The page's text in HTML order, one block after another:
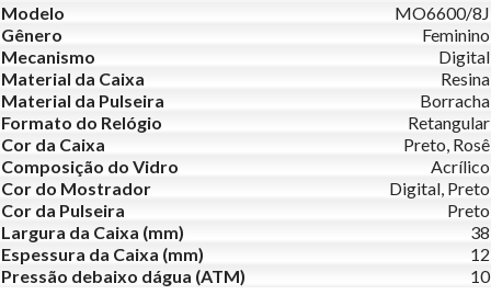
Modelo
MO6600/8J
Gênero
Feminino
Mecanismo
Digital
Material da Caixa
Resina
Material da Pulseira
Borracha
Formato do Relógio
Retangular
Cor da Caixa
Preto, Rosê
Composição do Vidro
Acrílico
Cor do Mostrador
Digital, Preto
Cor da Pulseira
Preto
Largura da Caixa (mm)
38
Espessura da Caixa (mm)
12
Pressão debaixo dágua (ATM)
10